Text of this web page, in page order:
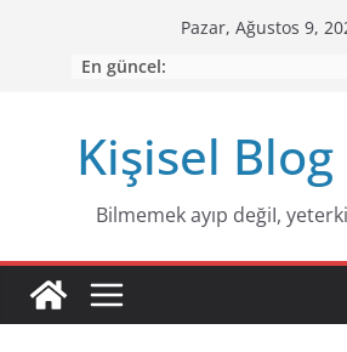
Pazar, Ağustos 9,
En güncel:
Kişisel
Bilmemek ayıp değiI,